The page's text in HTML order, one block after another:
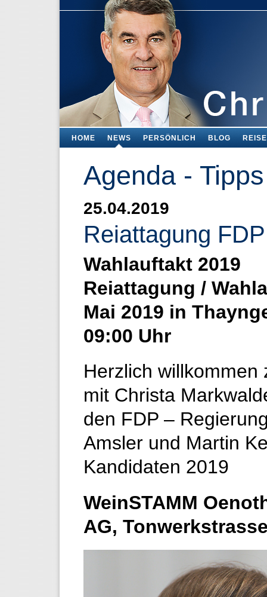
HOME NEWS PERSÖNLICH BLOG
Agenda -
25.04.2019
Reiattagung FDP
Wahlauftakt 2019
Reiattagung /
Mai 2019 in
09:00 Uhr
Herzlich willkommen
mit Christa
den FDP –
Amsler und Martin
Kandidaten 2019
WeinSTAMM
AG,